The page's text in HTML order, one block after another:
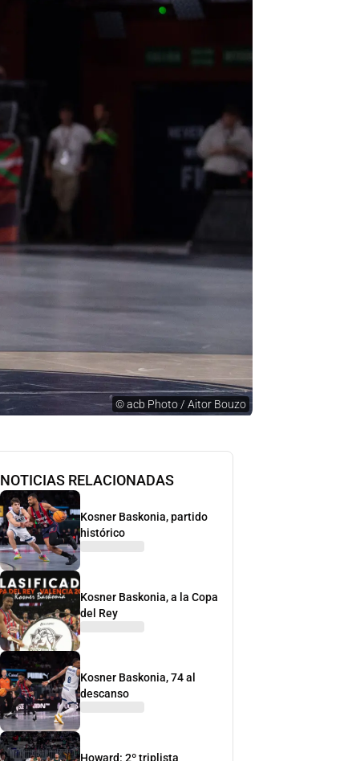
©acb Photo / Aitor Bouzo
NOTICIAS RELACIONADAS
Kosner Baskonia, partido
histórico
Kosner Baskonia, a la Copa
del Rey
Kosner Baskonia, 74 al
descanso
Howard: 2º triplista